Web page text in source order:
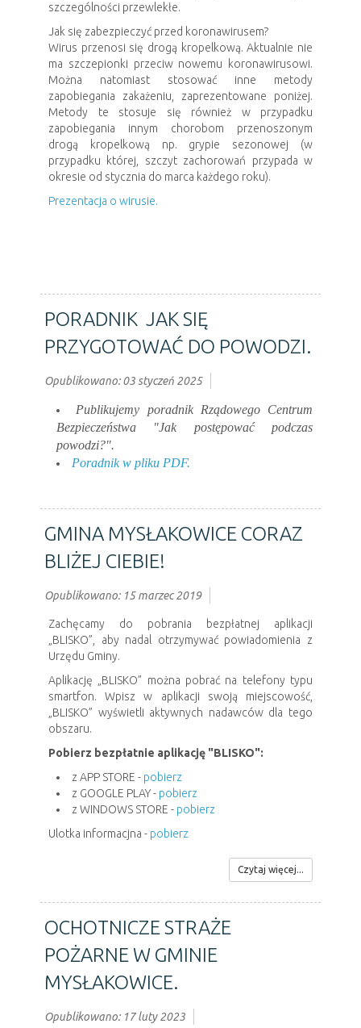
szczególności przewlekłe.
Jak się zabezpieczyć przed koronawirusem?
Wirus przenosi się drogą kropelkową. Aktualnie nie
ma szczepionki przeciw nowemu koronawirusowi.
Można natomiast stosować inne metody
zapobiegania zakażeniu, zaprezentowane poniżej.
Metody te stosuje się również w przypadku
zapobiegania innym chorobom przenoszonym
drogą kropelkową np. grypie sezonowej (w
przypadku której, szczyt zachorowań przypada w
okresie od stycznia do marca każdego roku).
Prezentacja o wirusie.
PORADNIK JAK SIĘ
PRZYGOTOWAĆ DO POWODZI.
Opublikowano: 03 styczeń 2025
Publikujemy poradnik Rządowego Centrum
Bezpieczeństwa "Jak postępować podczas
powodzi?".
Poradnik w pliku PDF.
GMINA MYSŁAKOWICE CORAZ
BLIŻEJ CIEBIE!
Opublikowano: 15 marzec 2019
Zachęcamy do pobrania bezpłatnej aplikacji
„BLISKO”, aby nadal otrzymywać powiadomienia z
Urzędu Gminy.
Aplikację „BLISKO” można pobrać na telefony typu
smartfon. Wpisz w aplikacji swoją miejscowość,
„BLISKO” wyświetli aktywnych nadawców dla tego
obszaru.
Pobierz bezpłatnie aplikację "BLISKO":
z APP STORE - pobierz
z GOOGLE PLAY - pobierz
z WINDOWS STORE - pobierz
Ulotka informacjna - pobierz
Czytaj więcej...
OCHOTNICZE STRAŻE
POŻARNE W GMINIE
MYSŁAKOWICE.
Opublikowano: 17 luty 2023